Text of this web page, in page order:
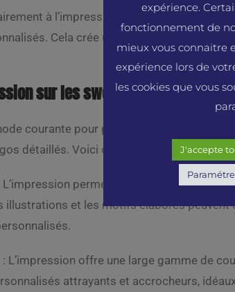
à l’impression qui est plate, la
Cela crée une sensation tactile
sur les sweats personnalisés
courante pour personnaliser les
détaillés. Voici quelques avantages clés
permet de reproduire des
illustrations et les motifs élaborés peuvent
L’impression offre une large gamme de
attrayants et accrocheurs,
expérience.
fonctionnement de
mieux vous connaitre
expérience lors de
les cookies que vous
J'accepte